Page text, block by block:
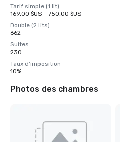
Tarif simple (1 lit)
169,00 $US - 750,00 $US
Double (2 lits)
662
Suites
230
Taux d'imposition
10%
Photos des chambres